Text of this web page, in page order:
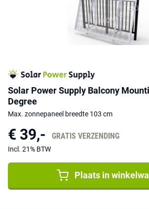
Solar Power Supply Balcony
Degree
Max. zonnepaneel breedte 103 cm
€ 39,- GRATIS VERZENDING
Incl. 21% BTW
Plaats in